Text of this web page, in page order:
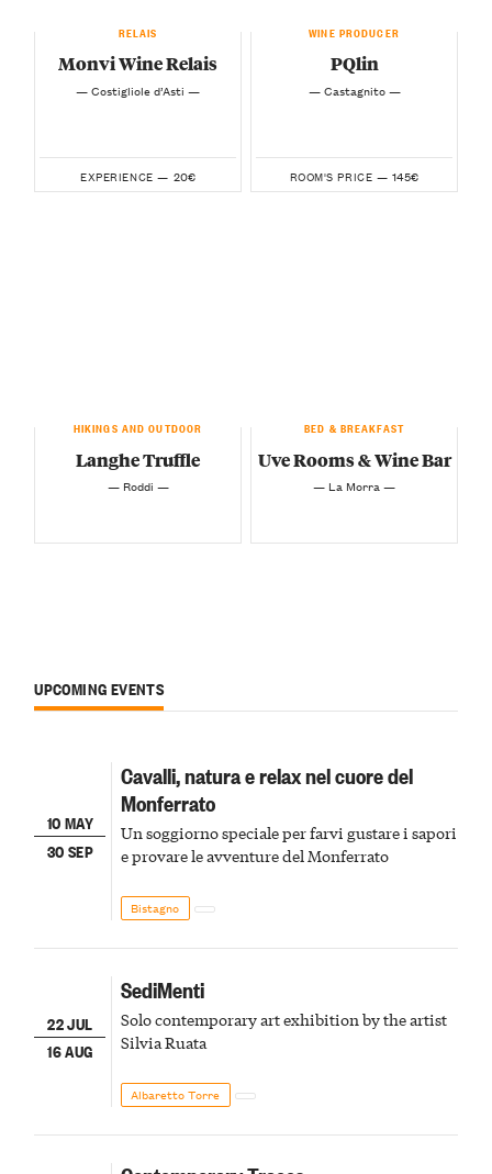
RELAIS
Monvi Wine Relais
— Costigliole d’Asti —
EXPERIENCE — 20€
WINE PRODUCER
PQlin
— Castagnito —
ROOM'S PRICE — 145€
HIKINGS AND OUTDOOR
Langhe Truffle
— Roddi —
BED & BREAKFAST
Uve Rooms & Wine Bar
— La Morra —
UPCOMING EVENTS
10 MAY
30 SEP
Cavalli, natura e relax nel cuore del
Monferrato
Un soggiorno speciale per farvi gustare i sapori
e provare le avventure del Monferrato
Bistagno
22 JUL
16 AUG
SediMenti
Solo contemporary art exhibition by the artist
Silvia Ruata
Albaretto Torre